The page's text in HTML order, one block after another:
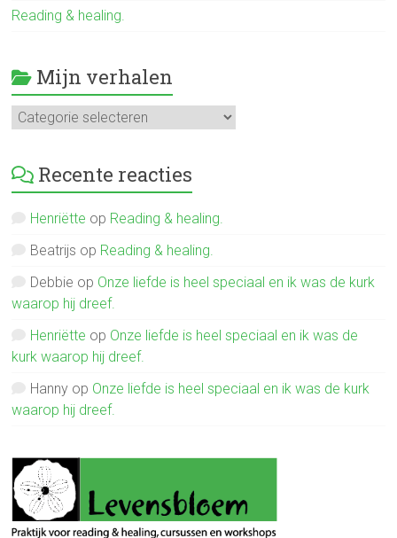
Reading & healing.
Mijn verhalen
Mijn
verhalen
Recente reacties
Henriëtte op Reading & healing.
Beatrijs op Reading & healing.
Debbie op Onze liefde is heel speciaal en ik was de kurk
waarop hij dreef.
Henriëtte op Onze liefde is heel speciaal en ik was de
kurk waarop hij dreef.
Hanny op Onze liefde is heel speciaal en ik was de kurk
waarop hij dreef.